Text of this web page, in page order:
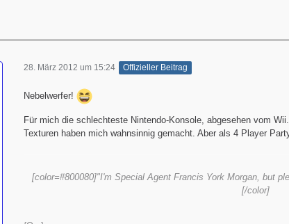
28. März 2012 um 15:24 Offizieller Beitrag
Nebelwerfer!
Für mich die schlechteste Nintendo-Konsole, abgesehen vom
Texturen haben mich wahnsinnig gemacht. Aber als 4 Player
[color=#800080]"I'm Special Agent Francis York Morgan, but
[/color]